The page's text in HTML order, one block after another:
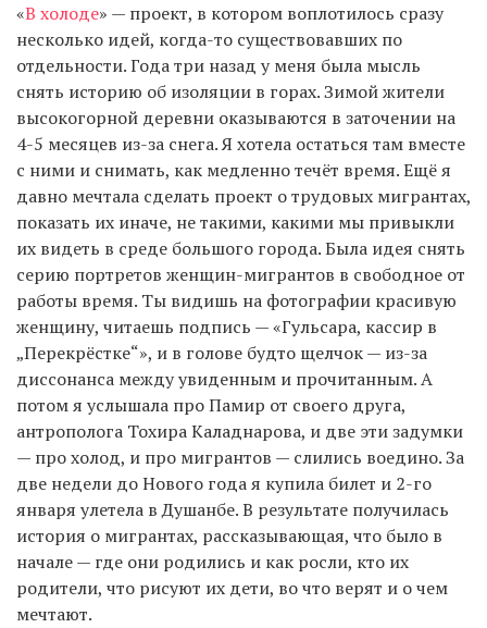
«В холоде» — проект, в котором воплотилось сразу
несколько идей, когда-то существовавших по
отдельности. Года три назад у меня была мысль
снять историю об изоляции в горах. Зимой жители
высокогорной деревни оказываются в заточении на
4-5 месяцев из-за снега. Я хотела остаться там вместе
с ними и снимать, как медленно течёт время. Ещё я
давно мечтала сделать проект о трудовых мигрантах,
показать их иначе, не такими, какими мы привыкли
их видеть в среде большого города. Была идея снять
серию портретов женщин-мигрантов в свободное от
работы время. Ты видишь на фотографии красивую
женщину, читаешь подпись — «Гульсара, кассир в
„Перекрёстке“», и в голове будто щелчок — из-за
диссонанса между увиденным и прочитанным. А
потом я услышала про Памир от своего друга,
антрополога Тохира Каладнарова, и две эти задумки
— про холод, и про мигрантов — слились воедино. За
две недели до Нового года я купила билет и 2-го
января улетела в Душанбе. В результате получилась
история о мигрантах, рассказывающая, что было в
начале — где они родились и как росли, кто их
родители, что рисуют их дети, во что верят и о чем
мечтают.